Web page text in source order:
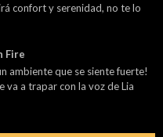
confort y serenidad, no te lo
Fire
ambiente que se siente fuerte!
va a trapar con la voz de Lia